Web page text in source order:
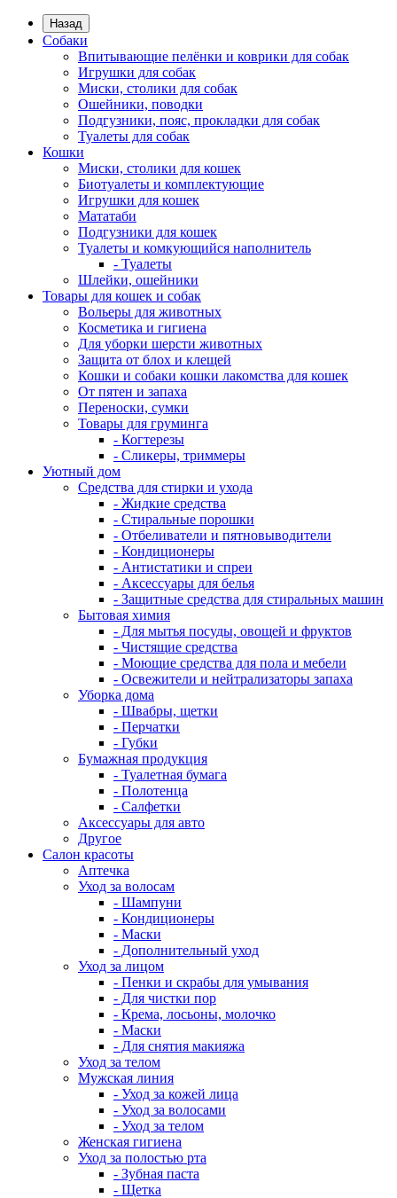
Назад
Собаки
Впитывающие пелёнки и коврики для собак
Игрушки для собак
Миски, столики для собак
Ошейники, поводки
Подгузники, пояс, прокладки для собак
Туалеты для собак
Кошки
Миски, столики для кошек
Биотуалеты и комплектующие
Игрушки для кошек
Мататаби
Подгузники для кошек
Туалеты и комкующийся наполнитель
- Туалеты
Шлейки, ошейники
Товары для кошек и собак
Вольеры для животных
Косметика и гигиена
Для уборки шерсти животных
Защита от блох и клещей
Кошки и собаки кошки лакомства для кошек
От пятен и запаха
Переноски, сумки
Товары для груминга
- Когтерезы
- Сликеры, триммеры
Уютный дом
Средства для стирки и ухода
- Жидкие средства
- Стиральные порошки
- Отбеливатели и пятновыводители
- Кондиционеры
- Антистатики и спреи
- Аксессуары для белья
- Защитные средства для стиральных машин
Бытовая химия
- Для мытья посуды, овощей и фруктов
- Чистящие средства
- Моющие средства для пола и мебели
- Освежители и нейтрализаторы запаха
Уборка дома
- Швабры, щетки
- Перчатки
- Губки
Бумажная продукция
- Туалетная бумага
- Полотенца
- Салфетки
Аксессуары для авто
Другое
Салон красоты
Аптечка
Уход за волосам
- Шампуни
- Кондиционеры
- Маски
- Дополнительный уход
Уход за лицом
- Пенки и скрабы для умывания
- Для чистки пор
- Крема, лосьоны, молочко
- Маски
- Для снятия макияжа
Уход за телом
Мужская линия
- Уход за кожей лица
- Уход за волосами
- Уход за телом
Женская гигиена
Уход за полостью рта
- Зубная паста
- Щетка